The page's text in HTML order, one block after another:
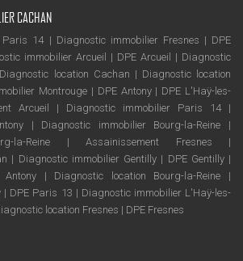
CACHAN
Paris 14| Diagnostic immobilier Fresnes | DPE
immobilier Arcueil | DPE Arcueil | Diagnostic
Diagnostic location Cachan | Diagnostic location
Montrouge | DPE Antony| DPE L'Haÿ-les-
Arcueil | Diagnostic immobilier Paris 14|
| Diagnostic immobilier Bourg-la-Reine |
la-Reine |Assainissement Fresnes |
| Diagnostic immobilier Gentilly | DPE Gentilly|
| Diagnostic location Bourg-la-Reine |
| DPE Paris 13 | Diagnostic immobilier L'Haÿ-les-
location Fresnes | DPE Fresnes